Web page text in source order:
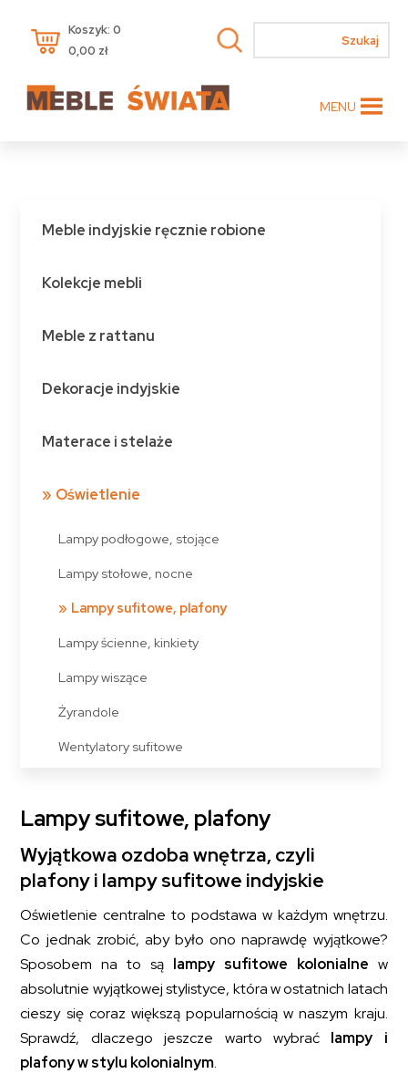
Koszyk: 0
0,00 zł
MENU
Meble indyjskie ręcznie robione
Kolekcje mebli
Meble z rattanu
Dekoracje indyjskie
Materace i stelaże
Oświetlenie
Lampy podłogowe, stojące
Lampy stołowe, nocne
Lampy sufitowe, plafony
Lampy ścienne, kinkiety
Lampy wiszące
Żyrandole
Wentylatory sufitowe
Lampy sufitowe, plafony
Wyjątkowa ozdoba wnętrza, czyli
plafony i lampy sufitowe indyjskie
Oświetlenie centralne to podstawa w każdym wnętrzu.
Co jednak zrobić, aby było ono naprawdę wyjątkowe?
Sposobem na to są lampy sufitowe kolonialne w
absolutnie wyjątkowej stylistyce, która w ostatnich latach
cieszy się coraz większą popularnością w naszym kraju.
Sprawdź, dlaczego jeszcze warto wybrać lampy i
plafony w stylu kolonialnym.